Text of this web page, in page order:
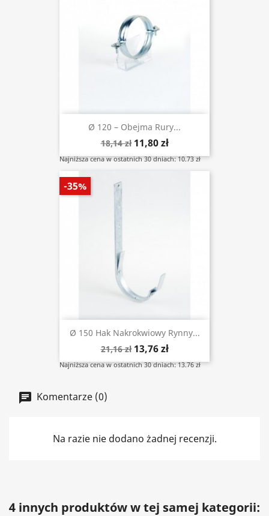
Ø 120 – Obejma Rury...
18,14 zł 11,80 zł
Najniższa cena w ostatnich 30 dniach: 10.73 zł
Ø 150 Hak Nakrokwiowy Rynny...
21,16 zł 13,76 zł
Najniższa cena w ostatnich 30 dniach: 13.76 zł
-35%
Komentarze (0)
Na razie nie dodano żadnej recenzji.
4 innych produktów w tej samej kategorii: